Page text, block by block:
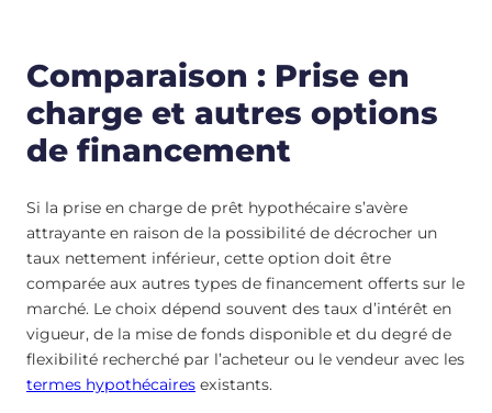
Comparaison : Prise en
charge et autres options
de financement
Si la prise en charge de prêt hypothécaire s’avère
attrayante en raison de la possibilité de décrocher un
taux nettement inférieur, cette option doit être
comparée aux autres types de financement offerts sur le
marché. Le choix dépend souvent des taux d’intérêt en
vigueur, de la mise de fonds disponible et du degré de
flexibilité recherché par l’acheteur ou le vendeur avec les
termes hypothécaires existants.